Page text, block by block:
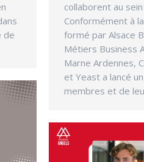
de
collaborent au
Conformément à
formé par Alsace
Métiers Business
Marne Ardennes,
et Yeast a lancé
membres et de